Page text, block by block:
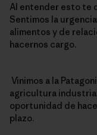
Al entender esto te
Sentimos la
alimentos y de
hacernos cargo.
Vinimos a la
agricultura industrial
oportunidad de
plazo.